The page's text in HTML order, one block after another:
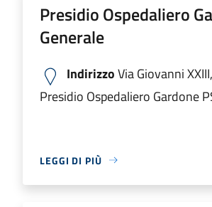
Presidio Ospedaliero
Generale
IndirizzoVia Giovanni
Presidio Ospedaliero Gardone
LEGGI DI PIÙ